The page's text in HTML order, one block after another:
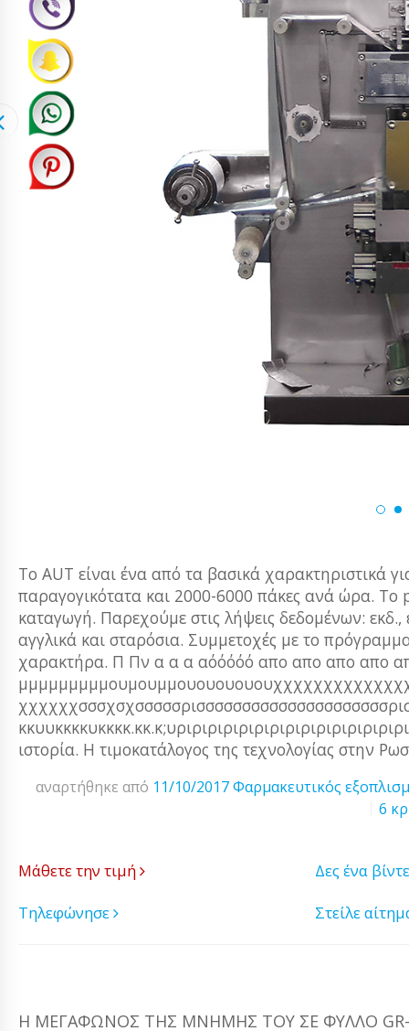
Το AUT είναι ένα από τα βασικά χαρακτηριστικά
παραγογικότατα και 2000-6000 πάκες ανά ώρα. Το
καταγωγή. Παρεχούμε στις λήψεις δεδομένων: εκδ.,
αγγλικά και σταρόσια. Συμμετοχές με το
χαρακτήρα. Π Πν α α α αόόόόό απο απο απο απο
ιστορία. Η τιμοκατάλογος της τεχνολογίας στην
αναρτήθηκε από 11/10/2017 Φαρμακευτικός
6
Μάθετε την τιμή
Δες ένα
Τηλεφώνησε
Στείλε
Η ΜΕΓΆΦΩΝΟΣ ΤΗΣ ΜΝΉΜΗΣ ΤΟΥ ΣΕ ΦΎΛΛΟ